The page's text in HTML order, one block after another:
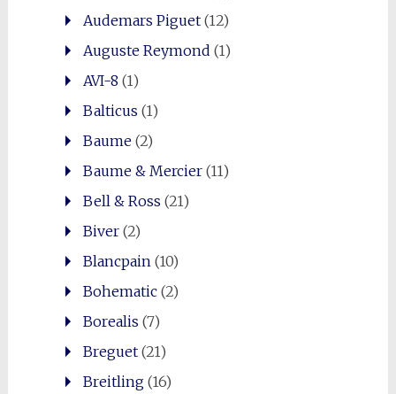
Audemars Piguet(12)
Auguste Reymond (1)
AVI-8 (1)
Balticus (1)
Baume(2)
Baume & Mercier(11)
Bell & Ross (21)
Biver(2)
Blancpain (10)
Bohematic(2)
Borealis (7)
Breguet(21)
Breitling(16)